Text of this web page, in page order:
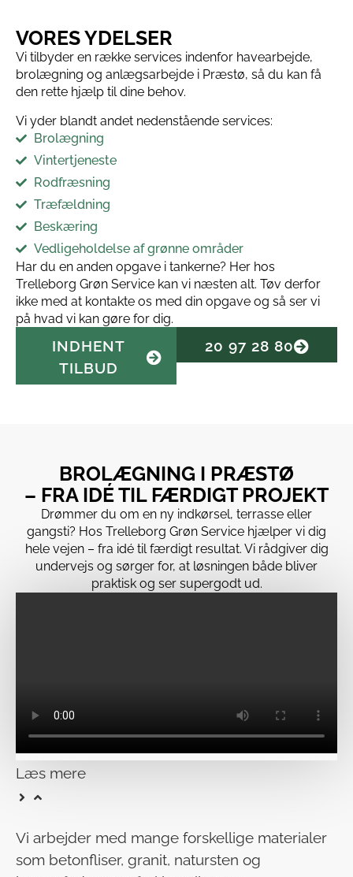
VORES YDELSER
Vi tilbyder en række services indenfor havearbejde,
brolægning og anlægsarbejde i Præstø, så du kan få
den rette hjælp til dine behov.
Vi yder blandt andet nedenstående services:
Brolægning
Vintertjeneste
Rodfræsning
Træfældning
Beskæring
Vedligeholdelse af grønne områder
Har du en anden opgave i tankerne? Her hos
Trelleborg Grøn Service kan vi næsten alt. Tøv derfor
ikke med at kontakte os med din opgave og så ser vi
på hvad vi kan gøre for dig.
INDHENT
TILBUD
20 97 28 80
BROLÆGNING I PRÆSTØ
– FRA IDÉ TIL FÆRDIGT PROJEKT
Drømmer du om en ny indkørsel, terrasse eller
gangsti? Hos Trelleborg Grøn Service hjælper vi dig
hele vejen – fra idé til færdigt resultat. Vi rådgiver dig
undervejs og sørger for, at løsningen både bliver
praktisk og ser supergodt ud.
Læs mere
Vi arbejder med mange forskellige materialer
som betonfliser, granit, natursten og